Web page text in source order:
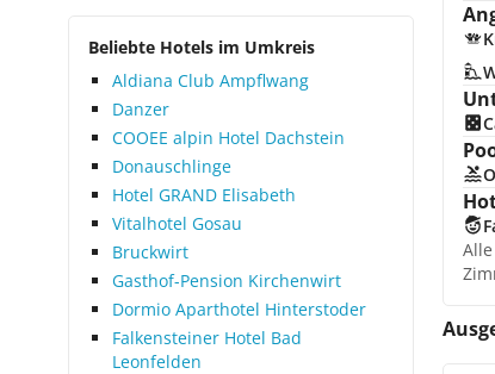
Beliebte Hotels im Umkreis
Aldiana Club Ampflwang
Danzer
COOEE alpin Hotel Dachstein
Donauschlinge
Hotel GRAND Elisabeth
Vitalhotel Gosau
Bruckwirt
Gasthof-Pension Kirchenwirt
Dormio Aparthotel Hinterstoder
Falkensteiner Hotel Bad
Leonfelden